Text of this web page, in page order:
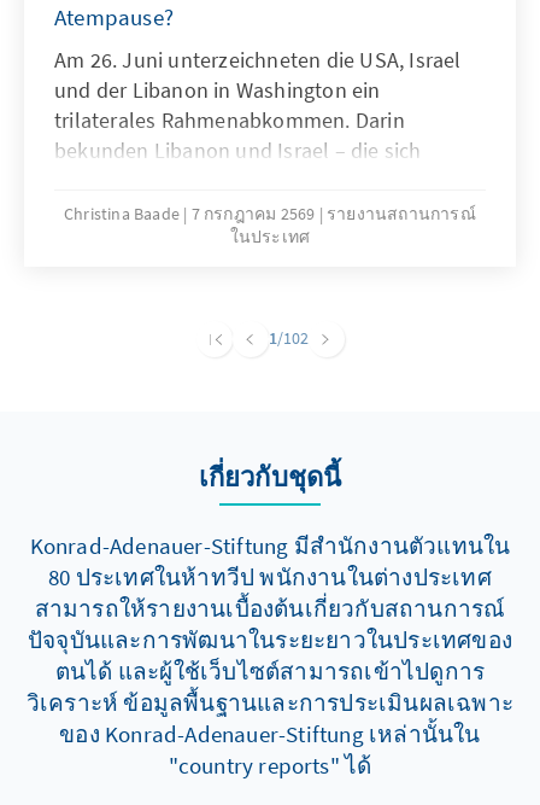
Atempause?
Am 26. Juni unterzeichneten die USA, Israel
und der Libanon in Washington ein
trilaterales Rahmenabkommen. Darin
bekunden Libanon und Israel – die sich
ihre Absicht, die Grundlage für einen
dauerhaften Frieden, stabile
Angesichts der jahrzehntelangen Feindschaft
bemerkenswerten Schritt dar. Ob es sich
dabei um den Beginn einer nachhaltigen
Friedensordnung oder lediglich um eine
vorübergehende Beruhigung der Lage
handelt, wird maßgeblich von seiner
Umsetzung abhängen. Mit den direkten
Verhandlungen mit Israel beabsichtigt die
libanesische Regierung, die eigene
Souveränität zu stärken und die Zukunft des
Libanons von der Verhandlungsschiene
zwischen Iran und USA abzukoppeln und so
den Einfluss des Irans auf das Land zu
Christina Baade 7 กรกฎาคม 2569
รายงานสถานการณ์
ในประเทศ
1/102
เกี่ยวกับชุดนี้
Konrad-Adenauer-Stiftung มีสำนักงานตัวแทนใน
80 ประเทศในห้าทวีป พนักงานในต่างประเทศ
สามารถให้รายงานเบื้องต้นเกี่ยวกับสถานการณ์
ปัจจุบันและการพัฒนาในระยะยาวในประเทศของ
ตนได้ และผู้ใช้เว็บไซต์สามารถเข้าไปดูการ
วิเคราะห์ ข้อมูลพื้นฐานและการประเมินผลเฉพาะ
ของ Konrad-Adenauer-Stiftung เหล่านั้นใน
"country reports" ได้